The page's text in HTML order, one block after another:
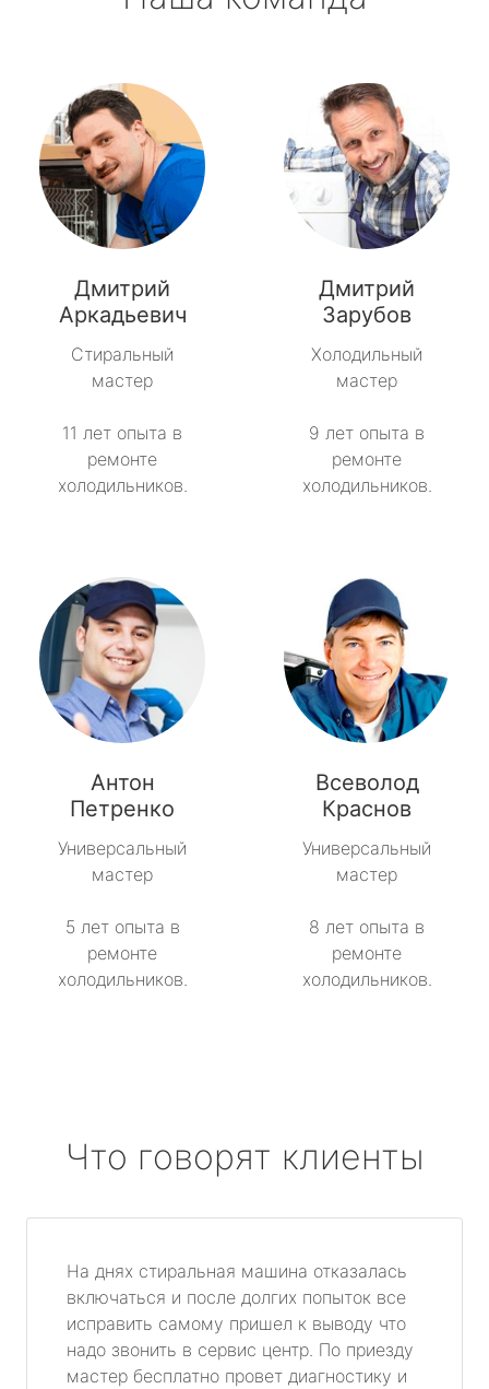
Дмитрий
Аркадьевич
Стиральный
мастер
11 лет опыта в
ремонте
холодильников.
Дмитрий
Зарубов
Холодильный
мастер
9 лет опыта в
ремонте
холодильников.
Антон
Петренко
Универсальный
мастер
5 лет опыта в
ремонте
холодильников.
Всеволод
Краснов
Универсальный
мастер
8 лет опыта в
ремонте
холодильников.
Что говорят клиенты
На днях стиральная машина отказалась
включаться и после долгих попыток все
исправить самому пришел к выводу что
надо звонить в сервис центр. По приезду
мастер бесплатно провет диагностику и